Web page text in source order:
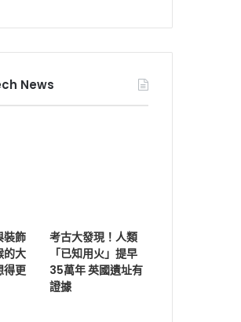
News
裝飾
的大
得更
考古大發現！人類
「已知用火」提早
35萬年 英國遺址有
證據